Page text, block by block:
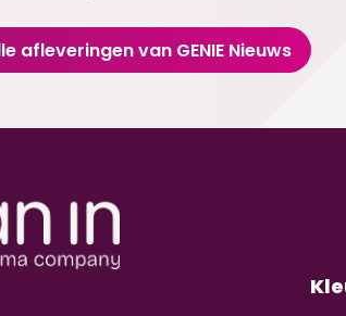
afleveringen van GENIE Nieuws